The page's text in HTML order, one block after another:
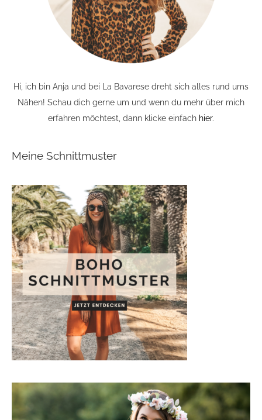
Hi, ich bin Anja und bei La Bavarese dreht sich alles rund ums
Nähen! Schau dich gerne um und wenn du mehr über mich
erfahren möchtest, dann klicke einfach hier.
Meine Schnittmuster